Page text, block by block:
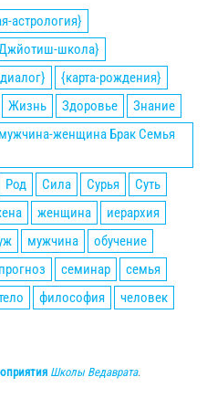
астрология}
школа}
{карта-рождения}
Жизнь Здоровье
Знание
женщина Брак Семья
Род Сила Сурья
Суть
женщина
иерархия
мужчина
обучение
прогноз семинар
семья
философия
человек
Школы Ведаврата.